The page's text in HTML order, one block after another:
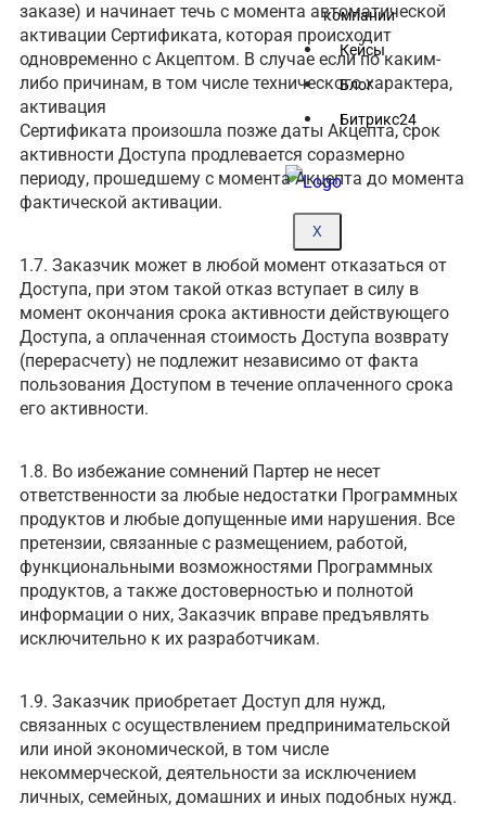
компании
Кейсы
Блог
Битрикс24
X
заказе) и начинает течь с момента автоматической
активации Сертификата, которая происходит
одновременно с Акцептом. В случае если по каким-
либо причинам, в том числе технического характера,
активация
Сертификата произошла позже даты Акцепта, срок
активности Доступа продлевается соразмерно
периоду, прошедшему с момента Акцепта до момента
фактической активации.
1.7. Заказчик может в любой момент отказаться от
Доступа, при этом такой отказ вступает в силу в
момент окончания срока активности действующего
Доступа, а оплаченная стоимость Доступа возврату
(перерасчету) не подлежит независимо от факта
пользования Доступом в течение оплаченного срока
его активности.
1.8. Во избежание сомнений Партер не несет
ответственности за любые недостатки Программных
продуктов и любые допущенные ими нарушения. Все
претензии, связанные с размещением, работой,
функциональными возможностями Программных
продуктов, а также достоверностью и полнотой
информации о них, Заказчик вправе предъявлять
исключительно к их разработчикам.
1.9. Заказчик приобретает Доступ для нужд,
связанных с осуществлением предпринимательской
или иной экономической, в том числе
некоммерческой, деятельности за исключением
личных, семейных, домашних и иных подобных нужд.